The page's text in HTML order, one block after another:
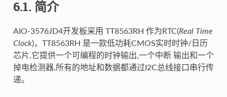
6.1. 简介
AIO-3576JD4开发板采用 TT8563RH 作为RTC(Real Time
Clock)，TT8563RH 是一款低功耗CMOS实时时钟/日历
芯片,它提供一个可编程的时钟输出,一个中断 输出和一个
掉电检测器,所有的地址和数据都通过I2C总线接口串行传
递。